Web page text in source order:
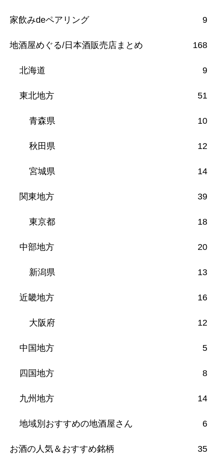
家飲みdeペアリング 9
地酒屋めぐる/日本酒販売店まとめ 168
北海道 9
東北地方 51
青森県 10
秋田県 12
宮城県 14
関東地方 39
東京都 18
中部地方 20
新潟県 13
近畿地方 16
大阪府 12
中国地方 5
四国地方 8
九州地方 14
地域別おすすめの地酒屋さん 6
お酒の人気＆おすすめ銘柄 35